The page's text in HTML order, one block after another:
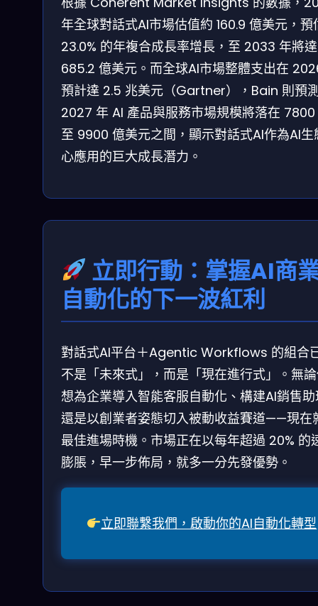
年全球對話式AI市場估值約 160.9 億美元，預
23.0% 的年複合成長率增長，至 2033 年將達
685.2 億美元。而全球AI市場整體支出在
預計達 2.5 兆美元（Gartner），Bain 則預
2027 年 AI 產品與服務市場規模將落在
至 9900 億美元之間，顯示對話式AI作為AI生
心應用的巨大成長潛力。
立即行動：掌握AI商
自動化的下一波紅利
對話式AI平台＋Agentic Workflows 的組合
不是「未來式」，而是「現在進行式」。無
想為企業導入智能客服自動化、構建AI銷售
還是以創業者姿態切入被動收益賽道——現在
最佳進場時機。市場正在以每年超過 20% 的
膨脹，早一步佈局，就多一分先發優勢。
立即聯繫我們，啟動你的AI自動化轉型